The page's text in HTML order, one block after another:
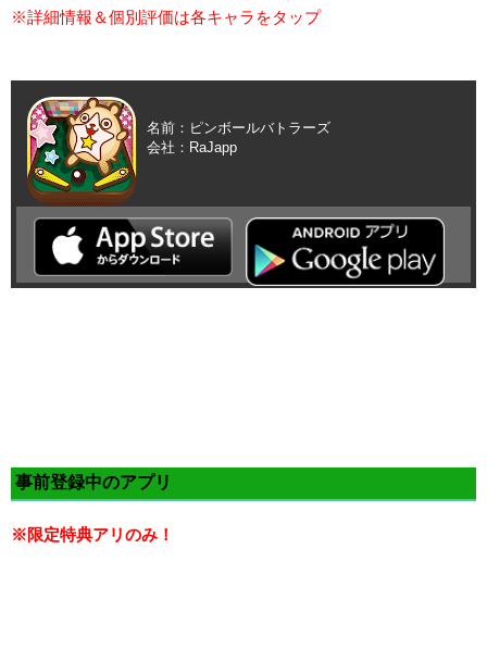
※詳細情報＆個別評価は各キャラをタップ
名前：ピンボールバトラーズ
会社：RaJapp
事前登録中のアプリ
※限定特典アリのみ！